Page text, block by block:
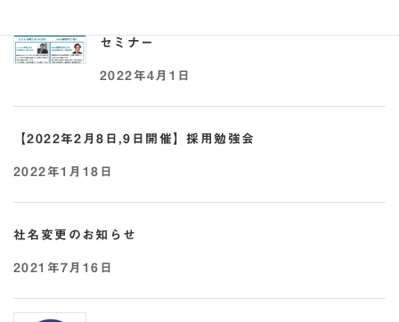
セミナー
2022年4月1日
【2022年2月8日,9日開催】採用勉強会
2022年1月18日
社名変更のお知らせ
2021年7月16日